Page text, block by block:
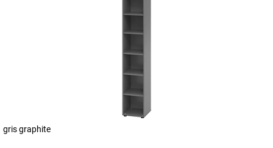
gris graphite